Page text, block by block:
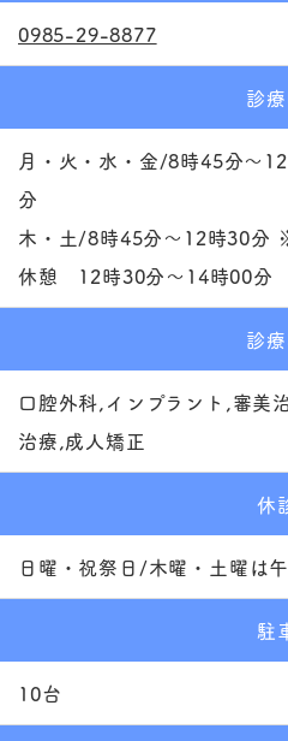
0985-29-8877
診
月・火・水・金/8時45分～
分
木・土/8時45分～12時30分
休憩 12時30分～14時00分
診
口腔外科,インプラント,審美
治療,成人矯正
休
日曜・祝祭日/木曜・土曜は
駐
10台